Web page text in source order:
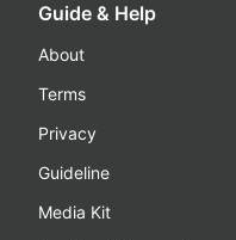
Guide & Help
About
Terms
Privacy
Guideline
Media Kit